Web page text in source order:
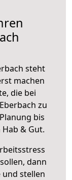
steht
machen
die bei
zu
bis
& Gut.
dann
stellen